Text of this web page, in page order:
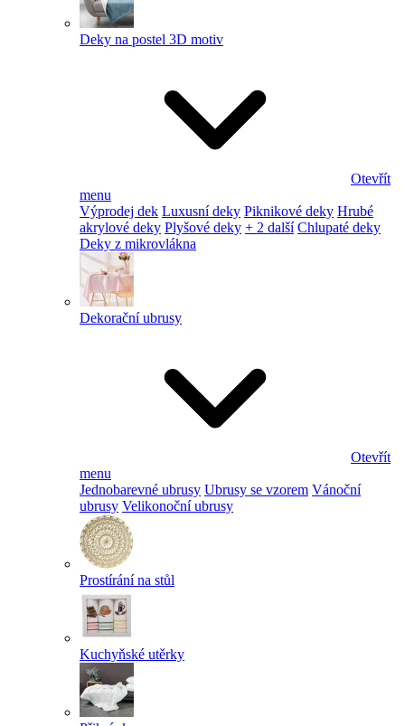
Deky na postel 3D motiv
Otevřít
menu
Výprodej dek Luxusní deky Piknikové deky Hrubé
akrylové deky Plyšové deky + 2 další Chlupaté deky
Deky z mikrovlákna
Dekorační ubrusy
Otevřít
menu
Jednobarevné ubrusy Ubrusy se vzorem Vánoční
ubrusy Velikonoční ubrusy
Prostírání na stůl
Kuchyňské utěrky